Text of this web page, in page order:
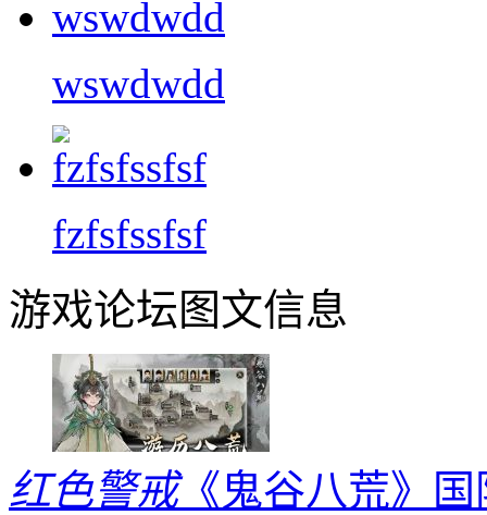
wswdwdd
fzfsfssfsf
游戏论坛图文信息
红色警戒《鬼谷八荒》国